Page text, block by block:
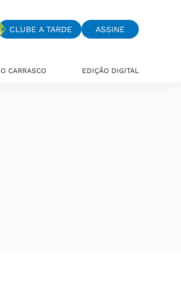
CLUBE A TARDE ASSINE
O CARRASCO EDIÇÃO DIGITAL